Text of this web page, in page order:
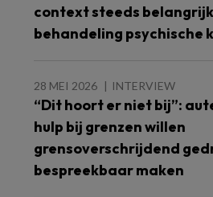
context steeds
behandeling psychische
28 MEI 2026 INTERVIEW
“Dit hoort er niet bij”:
hulp bij grenzen willen
grensoverschrijdend
bespreekbaar maken